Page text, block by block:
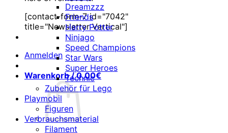
[contact-form-7 id="7042"
title="Newsletter Vertical"]
Anmelden
Warenkorb /0,00€
Dreamzzz
Friends
Harry Potter
Ninjago
Speed Champions
Star Wars
Super Heroes
Technic
Zubehör für Lego
Playmobil
Figuren
Verbrauchsmaterial
Filament